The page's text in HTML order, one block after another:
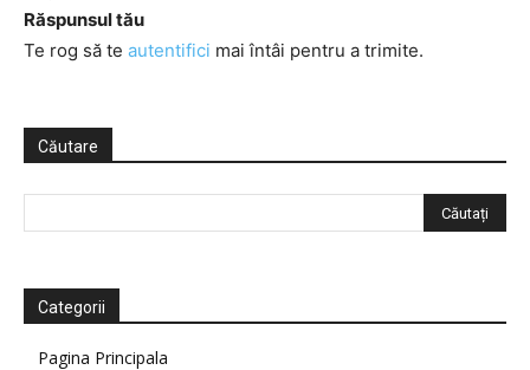
Răspunsul tău
Te rog să te autentifici mai întâi pentru a trimite.
Căutare
Categorii
Pagina Principala